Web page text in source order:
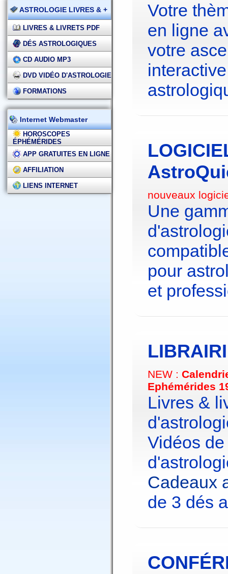
ASTROLOGIE LIVRES & +
LIVRES & LIVRETS PDF
DÉS ASTROLOGIQUES
CD AUDIO MP3
DVD VIDÉO D'ASTROLOGIE
FORMATIONS
Internet Webmaster
HOROSCOPES
ÉPHÉMÉRIDES
APP GRATUITES EN LIGNE
AFFILIATION
LIENS INTERNET
Votre
en ligne
votre
nouveaux
Une
pour
et
NEW :
Ephémérides
Livres &
Vidéos
Cadeaux
de 3 dés